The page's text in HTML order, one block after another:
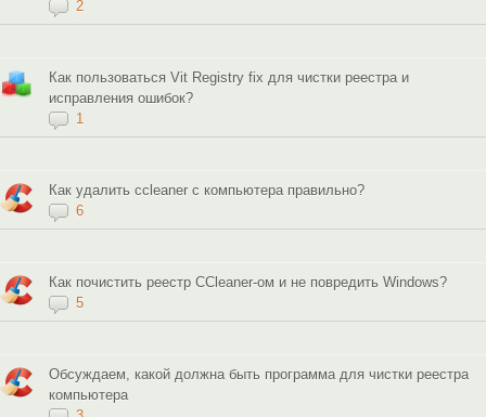
2
Как пользоваться Vit Registry fix для чистки реестра и
исправления ошибок?
1
Как удалить ccleaner с компьютера правильно?
6
Как почистить реестр CCleaner-ом и не повредить Windows?
5
Обсуждаем, какой должна быть программа для чистки реестра
компьютера